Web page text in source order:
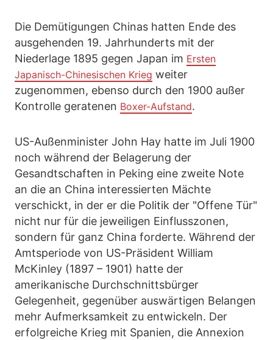
Die Demütigungen Chinas hatten Ende des
ausgehenden 19. Jahrhunderts mit der
Niederlage 1895 gegen Japan im Ersten
Japanisch-Chinesischen Krieg weiter
zugenommen, ebenso durch den 1900 außer
Kontrolle geratenen Boxer-Aufstand.
US-Außenminister John Hay hatte im Juli 1900
noch während der Belagerung der
Gesandtschaften in Peking eine zweite Note
an die an China interessierten Mächte
verschickt, in der er die Politik der "Offene Tür"
nicht nur für die jeweiligen Einflusszonen,
sondern für ganz China forderte. Während der
Amtsperiode von US-Präsident William
McKinley (1897 – 1901) hatte der
amerikanische Durchschnittsbürger
Gelegenheit, gegenüber auswärtigen Belangen
mehr Aufmerksamkeit zu entwickeln. Der
erfolgreiche Krieg mit Spanien, die Annexion